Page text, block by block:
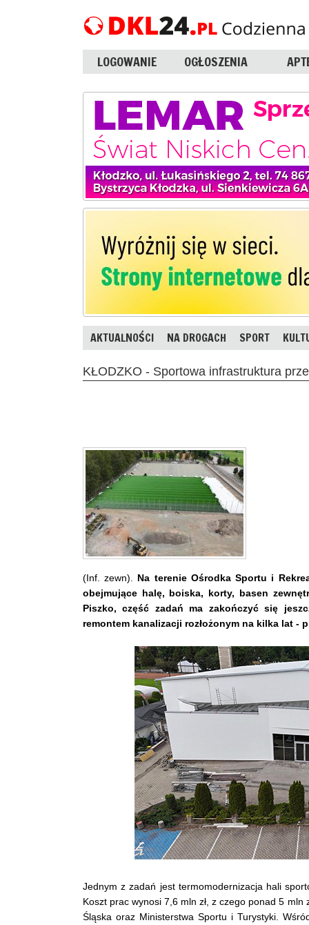
LOGOWANIE OGŁOSZENIA
AKTUALNOŚCI NA DROGACH SPORT
KŁODZKO - Sportowa infrastruktura
(Inf. zewn). Na terenie Ośrodka Sportu i
obejmujące halę, boiska, korty, basen
Piszko, część zadań ma zakończyć się
remontem kanalizacji rozłożonym na kilka lat -
Jednym z zadań jest termomodernizacja hali
Koszt prac wynosi 7,6 mln zł, z czego ponad 5
Śląska oraz Ministerstwa Sportu i Turystyki.